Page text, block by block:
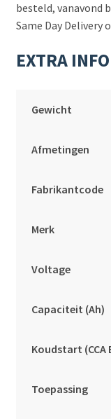
besteld, vanavond
Same Day Delivery
EXTRA
Gewicht
Afmetingen
Fabrikantcode
Merk
Voltage
Capaciteit (Ah)
Koudstart (CCA
Toepassing